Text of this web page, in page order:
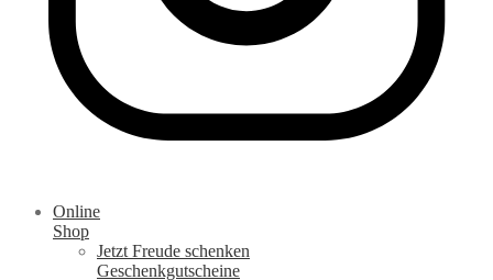
Online
Shop
Jetzt Freude schenken
Geschenkgutscheine